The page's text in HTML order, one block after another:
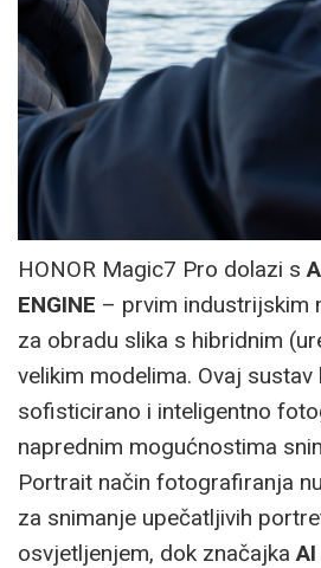
HONOR Magic7 Pro dolazi s
ENGINE – prvim industrijskim
za obradu slika s hibridnim
velikim modelima. Ovaj
sofisticirano i inteligentno
naprednim mogućnostima
Portrait način fotografiranja
za snimanje upečatljivih
osvjetljenjem, dok značajka